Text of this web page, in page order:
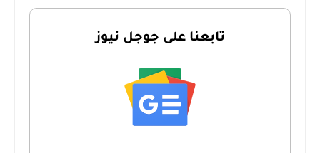
تابعنا على جوجل نيوز